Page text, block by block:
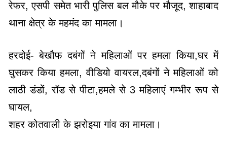
रेफर, एसपी समेत भारी पुलिस बल मौके पर मौजूद, शाहाबाद
थाना क्षेत्र के महमंद का मामला।
हरदोई- बेखौफ दबंगों ने महिलाओं पर हमला किया,घर में
घुसकर किया हमला, वीडियो वायरल,दबंगों ने महिलाओं को
लाठी डंडों, रॉड से पीटा,हमले से 3 महिलाएं गम्भीर रूप से
घायल,
शहर कोतवाली के झरोइया गांव का मामला।